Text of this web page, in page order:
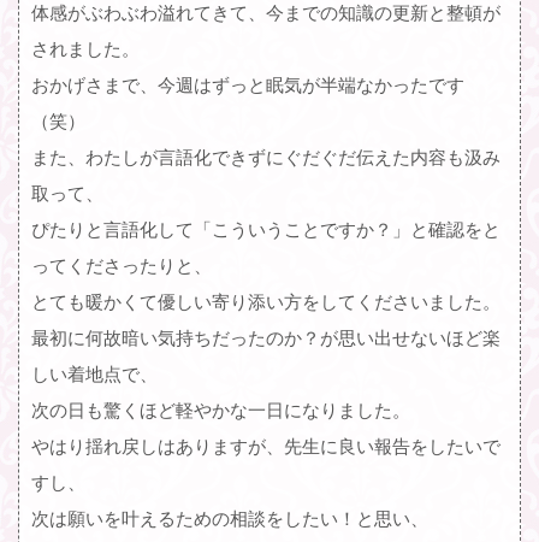
体感がぶわぶわ溢れてきて、今までの知識の更新と整頓が
されました。
おかげさまで、今週はずっと眠気が半端なかったです
（笑）
また、わたしが言語化できずにぐだぐだ伝えた内容も汲み
取って、
ぴたりと言語化して「こういうことですか？」と確認をと
ってくださったりと、
とても暖かくて優しい寄り添い方をしてくださいました。
最初に何故暗い気持ちだったのか？が思い出せないほど楽
しい着地点で、
次の日も驚くほど軽やかな一日になりました。
やはり揺れ戻しはありますが、先生に良い報告をしたいで
すし、
次は願いを叶えるための相談をしたい！と思い、